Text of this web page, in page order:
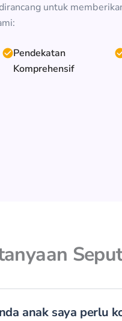
untuk
Pendekatan
Komprehensif
anak saya perlu